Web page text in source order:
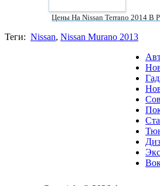
Цены На Nissan Terrano 2014 В
Теги: Nissan, Nissan Murano 2013